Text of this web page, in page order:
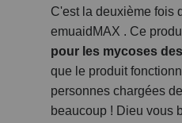
C'est la deuxième fois
emuaidMAX . Ce
pour les mycoses
que le produit
personnes chargées
beaucoup ! Dieu vous